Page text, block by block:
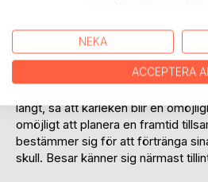
älskar dem. Tiden upphör att
de båda har till sammans, då de
erfarenheter. De är helt bundna till
långt, så att kärleken blir en
omöjligt att planera en framtid
bestämmer sig för att förtränga
skull. Besar känner sig närmast
NEKA
ACCEPTERA